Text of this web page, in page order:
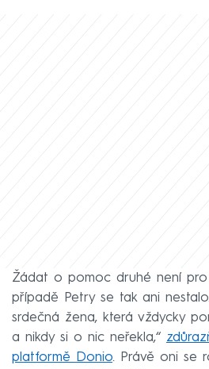
Žádat o pomoc druhé není pro
případě Petry se tak ani
srdečná žena, která vždycky
a nikdy si o nic neřekla,“
platformě Donio. Právě oni se